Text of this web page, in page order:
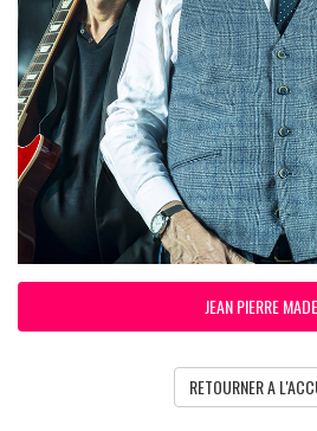
JEAN PIERRE
RETOURNER A